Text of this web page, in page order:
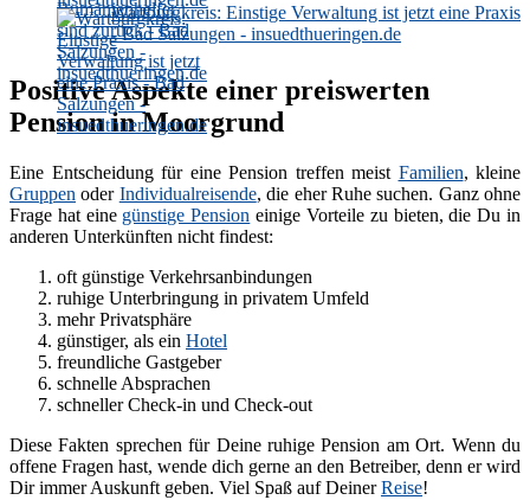
Wartburgkreis: Einstige Verwaltung ist jetzt eine Praxis
- Bad Salzungen - insuedthueringen.de
Positive Aspekte einer preiswerten
Pension in Moorgrund
Eine Entscheidung für eine Pension treffen meist Familien, kleine
Gruppen oder Individualreisende, die eher Ruhe suchen. Ganz ohne
Frage hat eine günstige Pension einige Vorteile zu bieten, die Du in
anderen Unterkünften nicht findest:
oft günstige Verkehrsanbindungen
ruhige Unterbringung in privatem Umfeld
mehr Privatsphäre
günstiger, als ein Hotel
freundliche Gastgeber
schnelle Absprachen
schneller Check-in und Check-out
Diese Fakten sprechen für Deine ruhige Pension am Ort. Wenn du
offene Fragen hast, wende dich gerne an den Betreiber, denn er wird
Dir immer Auskunft geben. Viel Spaß auf DeinerReise!